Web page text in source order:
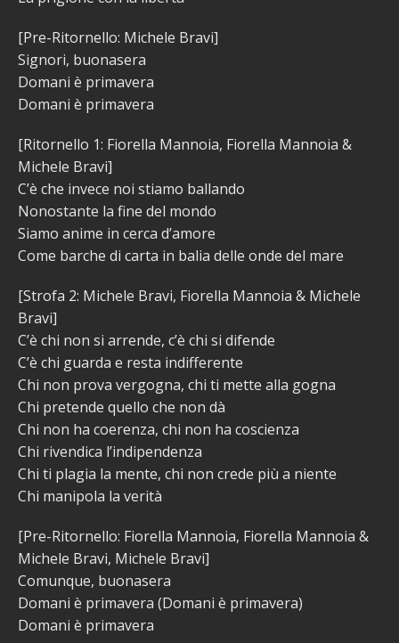
[Pre-Ritornello: Michele Bravi]
Signori, buonasera
Domani è primavera
Domani è primavera
[Ritornello 1: Fiorella Mannoia, Fiorella Mannoia &
Michele Bravi]
C’è che invece noi stiamo ballando
Nonostante la fine del mondo
Siamo anime in cerca d’amore
Come barche di carta in balia delle onde del mare
[Strofa 2: Michele Bravi, Fiorella Mannoia & Michele
Bravi]
C’è chi non si arrende, c’è chi si difende
C’è chi guarda e resta indifferente
Chi non prova vergogna, chi ti mette alla gogna
Chi pretende quello che non dà
Chi non ha coerenza, chi non ha coscienza
Chi rivendica l’indipendenza
Chi ti plagia la mente, chi non crede più a niente
Chi manipola la verità
[Pre-Ritornello: Fiorella Mannoia, Fiorella Mannoia &
Michele Bravi, Michele Bravi]
Comunque, buonasera
Domani è primavera (Domani è primavera)
Domani è primavera